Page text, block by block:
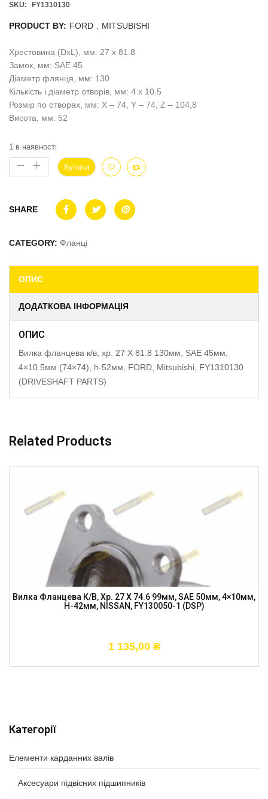
Категорії
Елементи карданних валів
Аксесуари підвісних підшипників
SKU: FY1310130
PRODUCT BY: FORD MITSUBISHI
Хрестовина (DxL), мм: 27 x 81.8
Замок, мм: SAE 45
Діаметр флянця, мм: 130
Кількість і діаметр отворів, мм: 4 x 10.5
Розмір по отворах, мм: X – 74, Y – 74, Z – 104,8
Висота, мм: 52
1 в наявності
Купити
SHARE
CATEGORY: Фланці
ОПИС
ДОДАТКОВА ІНФОРМАЦІЯ
ОПИС
Вилка фланцева к/в, хр. 27 X 81.8 130мм, SAE 45мм,
4×10.5мм (74×74), h-52мм, FORD, Mitsubishi, FY1310130
(DRIVESHAFT PARTS)
Related Products
Вилка Фланцева К/в, Хр. 27 X 74.6 99мм, SAE 50мм, 4×10мм,
H-42мм, NISSAN, FY130050-1 (DSP)
1 135,00 ₴